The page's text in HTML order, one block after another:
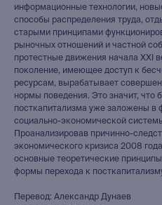
информационные технологии,
способы распределения труда,
старыми принципами
рыночных отношений и частной
протестные движения начала XXI
поколение, имеющее доступ к
ресурсам, вырабатывает
нормы поведения. Это значит, что
посткапитализма уже заложены в
социально-экономической
Проанализировав причинно-
экономического кризиса 2008
основные теоретические
формы перехода к
Перевод: Александр Дунаев